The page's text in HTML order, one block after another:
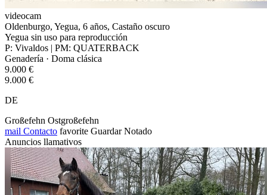
videocam
Oldenburgo, Yegua, 6 años, Castaño oscuro
Yegua sin uso para reproducción
P: Vivaldos | PM: QUATERBACK
Genadería · Doma clásica
9.000 €
9.000 €
DE
Großefehn Ostgroßefehn
mail Contacto favorite Guardar Notado
Anuncios llamativos